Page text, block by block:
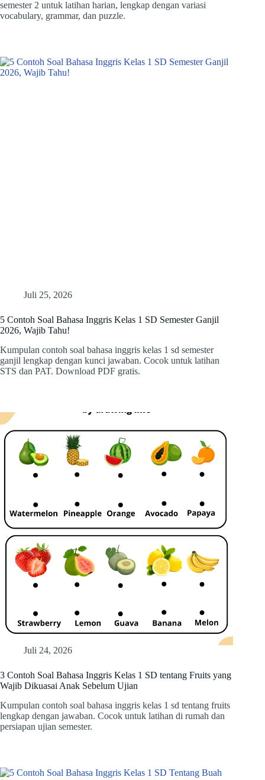
semester 2 untuk latihan harian, lengkap dengan variasi
vocabulary, grammar, dan puzzle.
Juli 25, 2026
5 Contoh Soal Bahasa Inggris Kelas 1 SD Semester Ganjil
2026, Wajib Tahu!
Kumpulan contoh soal bahasa inggris kelas 1 sd semester
ganjil lengkap dengan kunci jawaban. Cocok untuk latihan
STS dan PAT. Download PDF gratis.
Juli 24, 2026
3 Contoh Soal Bahasa Inggris Kelas 1 SD tentang Fruits yang
Wajib Dikuasai Anak Sebelum Ujian
Kumpulan contoh soal bahasa inggris kelas 1 sd tentang fruits
lengkap dengan jawaban. Cocok untuk latihan di rumah dan
persiapan ujian semester.